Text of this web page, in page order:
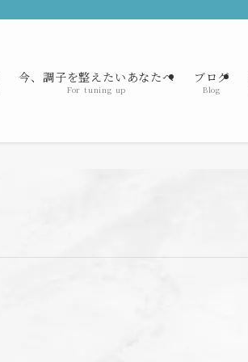
今、調子を整えたいあなたへ
For tuning up
ブログ
Blog